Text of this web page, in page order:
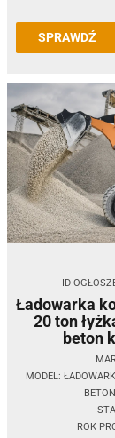
SPRAWDŹ
ID
Ładowarka
20 ton
beton
MODEL:
ROK